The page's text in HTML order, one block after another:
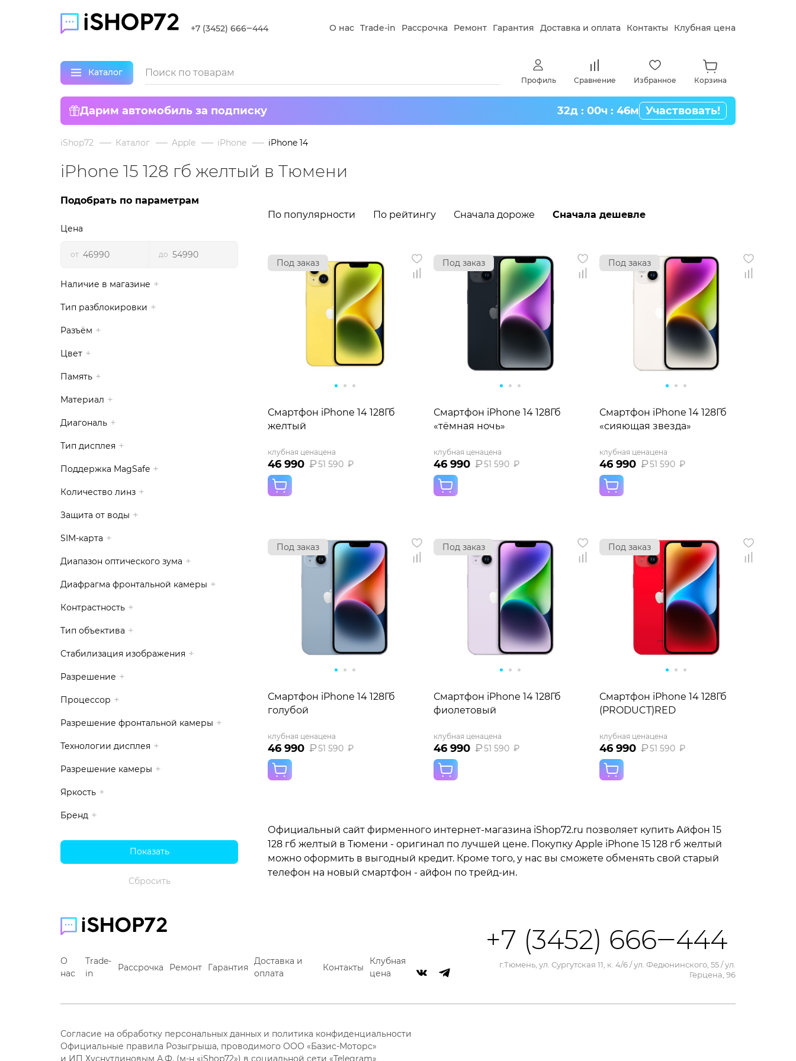
+7 (3452) 666‒444 О нас Trade-in Рассрочка Ремонт Гарантия Доставка и оплата Контакты Клубная цена
Каталог
Профиль Сравнение Избранное Корзина
Дарим автомобиль за подписку 32д : 00ч : 46м Участвовать!
iShop72 Каталог Apple iPhone iPhone 14
iPhone 15 128 гб желтый в Тюмени
Подобрать по параметрам
Цена
от до
Наличие в магазине
Тип разблокировки
Разъём
Цвет
Память
Материал
Диагональ
Тип дисплея
Поддержка MagSafe
Количество линз
Защита от воды
SIM-карта
Диапазон оптического зума
Диафрагма фронтальной камеры
Контрастность
Тип объектива
Стабилизация изображения
Разрешение
Процессор
Разрешение фронтальной камеры
Технологии дисплея
Разрешение камеры
Яркость
Бренд
По популярности По рейтингу Сначала дороже Сначала дешевле
Под заказ
Смартфон iPhone 14 128Гб
желтый
клубная цена
46 990 ₽
цена
51 590 ₽
Под заказ
Смартфон iPhone 14 128Гб
«тёмная ночь»
клубная цена
46 990 ₽
цена
51 590 ₽
Под заказ
Смартфон iPhone 14 128Гб
«сияющая звезда»
клубная цена
46 990 ₽
цена
51 590 ₽
Под заказ
Смартфон iPhone 14 128Гб
голубой
клубная цена
46 990 ₽
цена
51 590 ₽
Под заказ
Смартфон iPhone 14 128Гб
фиолетовый
клубная цена
46 990 ₽
цена
51 590 ₽
Под заказ
Смартфон iPhone 14 128Гб
(PRODUCT)RED
клубная цена
46 990 ₽
цена
51 590 ₽
Официальный сайт фирменного интернет-магазина iShop72.ru позволяет купить Айфон 15
128 гб желтый в Тюмени - оригинал по лучшей цене. Покупку Apple iPhone 15 128 гб желтый
можно оформить в выгодный кредит. Кроме того, у нас вы сможете обменять свой старый
телефон на новый смартфон - айфон по трейд-ин.
О
нас
Trade-
in
Рассрочка Ремонт Гарантия
Доставка и
оплата
Контакты
Клубная
цена
+7 (3452) 666‒444
г.Тюмень, ул. Сургутская 11, к. 4/6 / ул. Федюнинского, 55 / ул.
Герцена, 96
Согласие на обработку персональных данных и политика конфиденциальности
Официальные правила Розыгрыша, проводимого ООО «Базис-Моторс»
и ИП Хуснутдиновым А.Ф. (м-н «iShop72») в социальной сети «Telegram»